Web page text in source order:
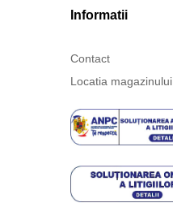
Informatii
Contact
Locatia magazinului